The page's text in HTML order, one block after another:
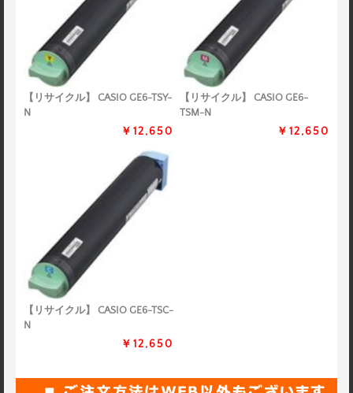
【リサイクル】 CASIO GE6-TSY-
N
￥12,650
【リサイクル】 CASIO GE6-
TSM-N
￥12,650
【リサイクル】 CASIO GE6-TSC-
N
￥12,650